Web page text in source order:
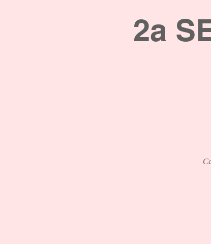
2a